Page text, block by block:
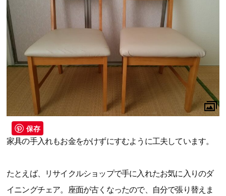
家具の手入れもお金をかけずにすむように工夫しています。
たとえば、リサイクルショップで手に入れたお気に入りのダ
イニングチェア。座面が古くなったので、自分で張り替えま
保存